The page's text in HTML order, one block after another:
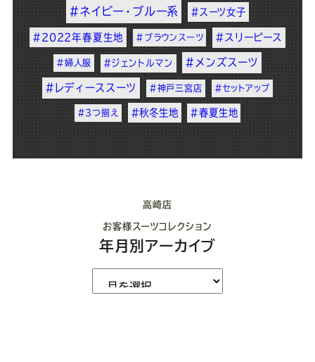
#ネイビー・ブルー系 #スーツ女子
#2022年春夏生地 #ブラウンスーツ #スリーピース
#婦人服 #ジェントルマン #メンズスーツ
#レディーススーツ #神戸三宮店 #セットアップ
#3つ揃え #秋冬生地 #春夏生地
高崎店
お客様スーツコレクション
年月別アーカイブ